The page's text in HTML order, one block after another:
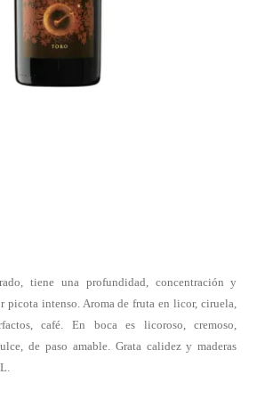
Y Cookies
tiene una profundidad, concentración y
picota intenso. Aroma de fruta en licor, ciruela,
café. En boca es licoroso, cremoso,
de paso amable. Grata calidez y maderas